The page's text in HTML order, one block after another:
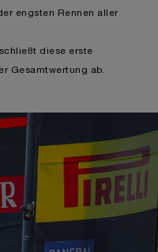
engsten Rennen aller
diese erste
Gesamtwertung ab.